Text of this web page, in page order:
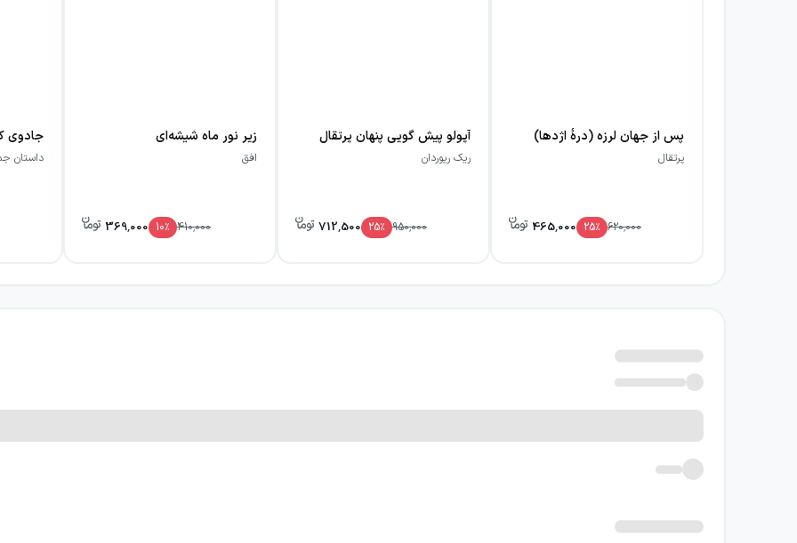
پس از جهان لرزه (درهٔ اژدها)
پرتقال
620,000
25٪ 465,000
آپولو پیش گویی پنهان پرتقال
ریک ریوردان
950,000
25٪ 712,500
زیر نور ماه شیشه‌ای
افق
410,000
10٪ 369,000
جادوی
داستان